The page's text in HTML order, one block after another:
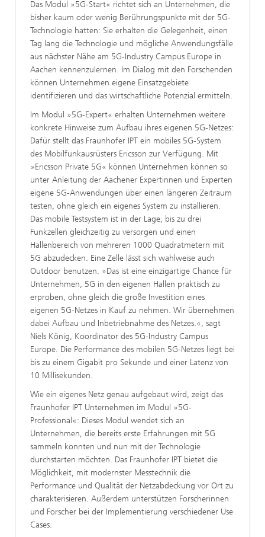
Das Modul »5G-Start« richtet sich an Unternehmen, die
bisher kaum oder wenig Berührungspunkte mit der 5G-
Technologie hatten: Sie erhalten die Gelegenheit, einen
Tag lang die Technologie und mögliche Anwendungsfälle
aus nächster Nähe am 5G-Industry Campus Europe in
Aachen kennenzulernen. Im Dialog mit den Forschenden
können Unternehmen eigene Einsatzgebiete
identifizieren und das wirtschaftliche Potenzial ermitteln.
Im Modul »5G-Expert« erhalten Unternehmen weitere
konkrete Hinweise zum Aufbau ihres eigenen 5G-Netzes:
Dafür stellt das Fraunhofer IPT ein mobiles 5G-System
des Mobilfunkausrüsters Ericsson zur Verfügung. Mit
»Ericsson Private 5G« können Unternehmen können so
unter Anleitung der Aachener Expertinnen und Experten
eigene 5G-Anwendungen über einen längeren Zeitraum
testen, ohne gleich ein eigenes System zu installieren.
Das mobile Testsystem ist in der Lage, bis zu drei
Funkzellen gleichzeitig zu versorgen und einen
Hallenbereich von mehreren 1000 Quadratmetern mit
5G abzudecken. Eine Zelle lässt sich wahlweise auch
Outdoor benutzen. »Das ist eine einzigartige Chance für
Unternehmen, 5G in den eigenen Hallen praktisch zu
erproben, ohne gleich die große Investition eines
eigenen 5G-Netzes in Kauf zu nehmen. Wir übernehmen
dabei Aufbau und Inbetriebnahme des Netzes.«, sagt
Niels König, Koordinator des 5G-Industry Campus
Europe. Die Performance des mobilen 5G-Netzes liegt bei
bis zu einem Gigabit pro Sekunde und einer Latenz von
10 Millisekunden.
Wie ein eigenes Netz genau aufgebaut wird, zeigt das
Fraunhofer IPT Unternehmen im Modul »5G-
Professional«: Dieses Modul wendet sich an
Unternehmen, die bereits erste Erfahrungen mit 5G
sammeln konnten und nun mit der Technologie
durchstarten möchten. Das Fraunhofer IPT bietet die
Möglichkeit, mit modernster Messtechnik die
Performance und Qualität der Netzabdeckung vor Ort zu
charakterisieren. Außerdem unterstützen Forscherinnen
und Forscher bei der Implementierung verschiedener Use
Cases.